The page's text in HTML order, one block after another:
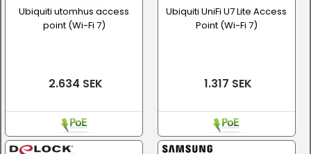
Ubiquiti utomhus access
point (Wi-Fi 7)
2.634 SEK
Ubiquiti UniFi U7 Lite Access
Point (Wi-Fi 7)
1.317 SEK